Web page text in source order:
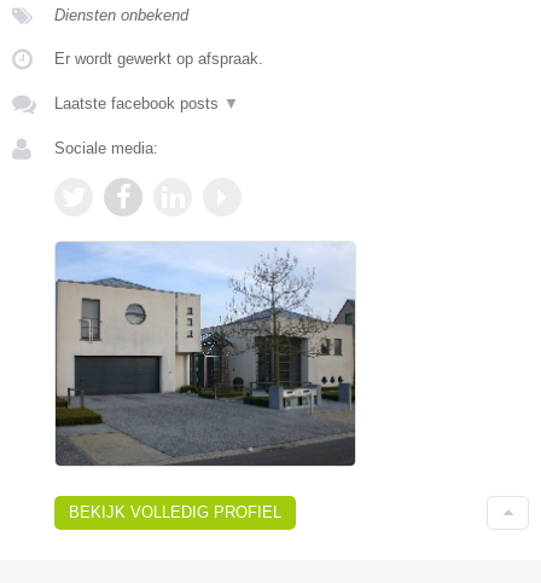
Diensten onbekend
Er wordt gewerkt op afspraak.
Laatste facebook posts ▼
Sociale media:
BEKIJK VOLLEDIG PROFIEL